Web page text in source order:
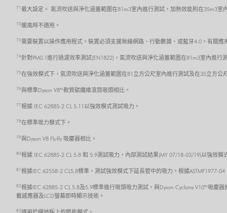
71 最大設定。 氣流吹送與淨化涵蓋範圍在81m3室內進行測試，加熱效能則在35m3室
72 暖風時不適用。
73 需要裝置以操作應用程式。裝置必須支援無線網路、行動數據、或藍牙4.0。有關
74 針對PM0.1進行過濾效率測試(EN1822)，氣流吹送與淨化涵蓋範圍在81m3室內進行
75在強效模式下，氣流吹送與淨化涵蓋範圍在81立方公尺室內進行測試及在35立方公
76與標準Dyson V8™ 軟質碳纖維滾筒吸頭相比。
77根據 IEC 62885-2 CL 5.11以強效模式測試吸力。
78在標準吸力模式下。
79與Dyson V8 Fluffy 吸塵器相比。
80根據 IEC 62885-2 CL 5.8 和 5.9測試吸力，內部測試結果(MY 07/18-03/19)以強效模
81 根據IEC 62558-2 CL5.8標準，測試強效模式下延長管中的吸力。根據ASTMF1977-
82根據IEC 62885-2 CL 5.8及5.9標準進行吸頭吸力測試，與Dyson Cyclone V10™吸
載感應器及LCD螢幕即時顯示技術。
83